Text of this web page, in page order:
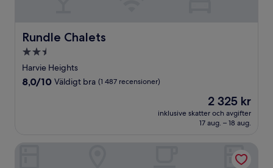
Rundle Chalets
Rundle Chalets
2.5-
stjärnigt
boende
Harvie Heights
8.0
8,0/10 Väldigt bra (1 487 recensioner)
Priset
är
2 325 kr
2 325 kr
inklusive skatter och avgifter
17 aug. – 18 aug.